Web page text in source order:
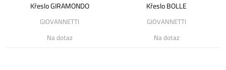
Křeslo GIRAMONDO
GIOVANNETTI
Na dotaz
Křeslo BOLLE
GIOVANNETTI
Na dotaz